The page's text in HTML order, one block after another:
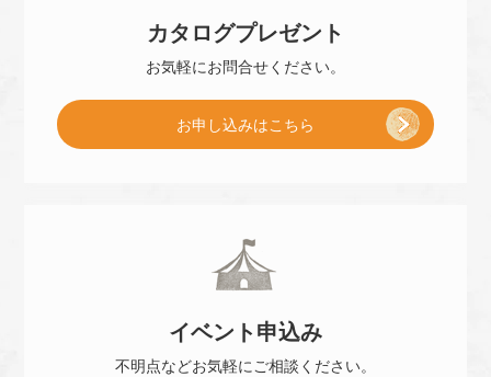
予
カタログプレゼント
お気軽にお問合せください。
お申し込みはこちら
イベント 申込み
不明点などお気軽にご相談ください。